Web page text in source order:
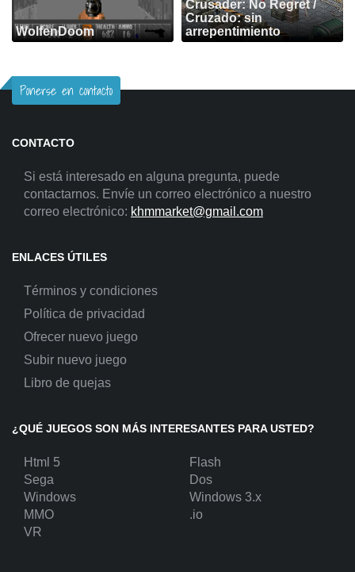
WolfenDoom
Crusader: No Regret /
Cruzado: sin
arrepentimiento
Ponerse en contacto
CONTACTO
Si está interesado en alguna pregunta, puede
contactarnos. Envíe un correo electrónico a nuestro
correo electrónico: khmmarket@gmail.com
ENLACES ÚTILES
Términos y condiciones
Política de privacidad
Ofrecer nuevo juego
Subir nuevo juego
Libro de quejas
¿QUÉ JUEGOS SON MÁS INTERESANTES PARA USTED?
Html 5
Flash
Sega
Dos
Windows
Windows 3.x
MMO
.io
VR